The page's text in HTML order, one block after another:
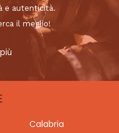
e autenticità.
il meglio!
Calabria